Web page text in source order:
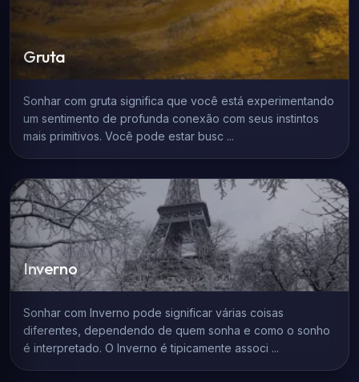
Gruta
Sonhar com gruta significa que você está experimentando
um sentimento de profunda conexão com seus instintos
mais primitivos. Você pode estar busc ...
Inverno
Sonhar com Inverno pode significar várias coisas
diferentes, dependendo de quem sonha e como o sonho
é interpretado. O Inverno é tipicamente associ ...